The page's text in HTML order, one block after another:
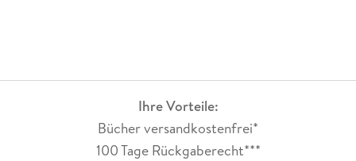
Ihre Vorteile:
Bücher versandkostenfrei*
100 Tage Rückgaberecht***